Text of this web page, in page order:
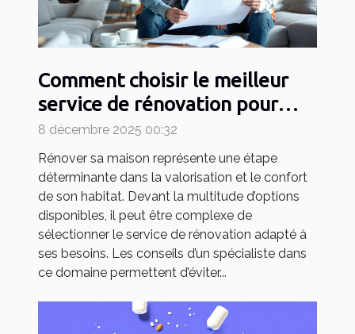
Comment choisir le meilleur
service de rénovation pour
votre maison ?
8 décembre 2025 00:32
Rénover sa maison représente une étape
déterminante dans la valorisation et le confort
de son habitat. Devant la multitude d’options
disponibles, il peut être complexe de
sélectionner le service de rénovation adapté à
ses besoins. Les conseils d’un spécialiste dans
ce domaine permettent d’éviter...